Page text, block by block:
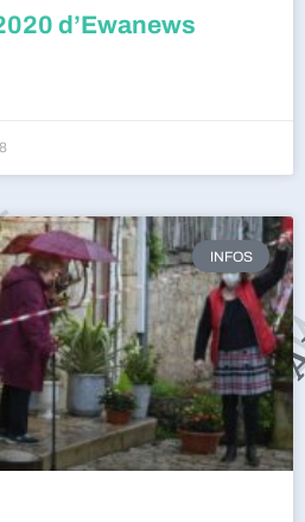
d’Ewanews
INFOS